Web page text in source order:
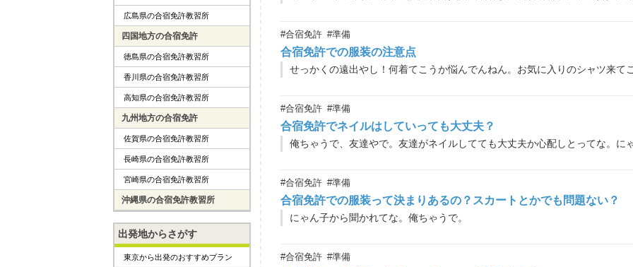
#合宿免許 #準備
合宿免許での服装の注意点
#合宿免許 #準備
合宿免許でネイルはしていっても大丈夫？
#合宿免許 #準備
合宿免許での服装って決まりあるの？スカートとかでも問題ない？
にゃん子から聞かれてな。俺ちゃうで。
#合宿免許 #準備
広島県の合宿免許教習所
四国地方の合宿免許
徳島県の合宿免許教習所
香川県の合宿免許教習所
高知県の合宿免許教習所
九州地方の合宿免許
佐賀県の合宿免許教習所
長崎県の合宿免許教習所
宮崎県の合宿免許教習所
沖縄県の合宿免許教習所
出発地からさがす
東京から出発のおすすめプラン